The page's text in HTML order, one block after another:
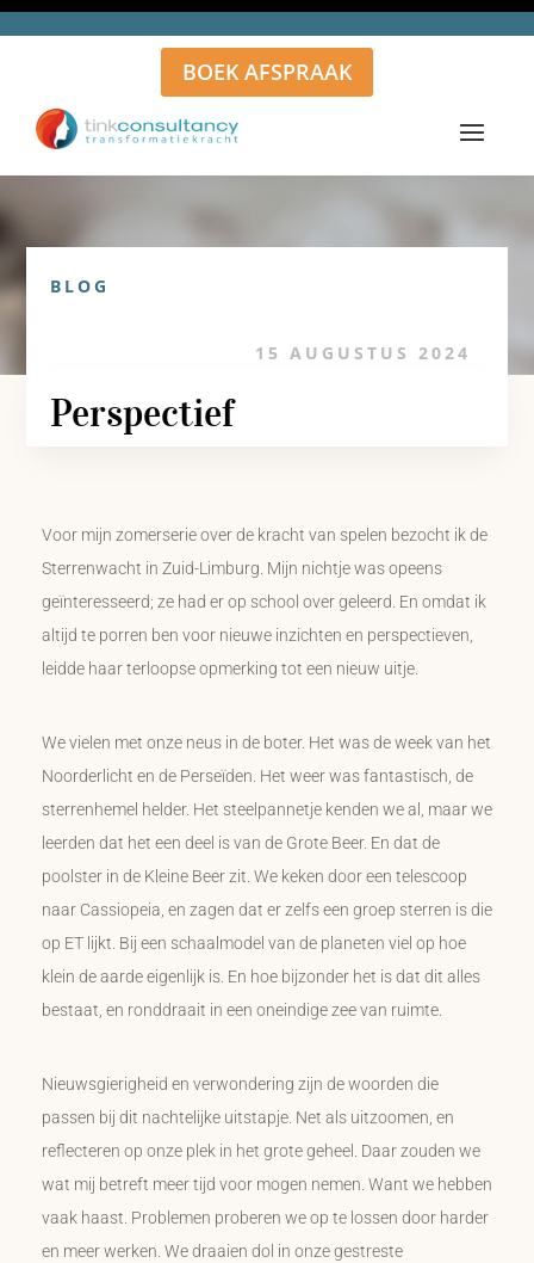
BOEK AFSPRAAK
BLOG
15 AUGUSTUS 2024
Perspectief
Voor mijn zomerserie over de kracht van spelen bezocht ik de
Sterrenwacht in Zuid-Limburg. Mijn nichtje was opeens
geïnteresseerd; ze had er op school over geleerd. En omdat ik
altijd te porren ben voor nieuwe inzichten en perspectieven,
leidde haar terloopse opmerking tot een nieuw uitje.
We vielen met onze neus in de boter. Het was de week van het
Noorderlicht en de Perseïden. Het weer was fantastisch, de
sterrenhemel helder. Het steelpannetje kenden we al, maar we
leerden dat het een deel is van de Grote Beer. En dat de
poolster in de Kleine Beer zit. We keken door een telescoop
naar Cassiopeia, en zagen dat er zelfs een groep sterren is die
op ET lijkt. Bij een schaalmodel van de planeten viel op hoe
klein de aarde eigenlijk is. En hoe bijzonder het is dat dit alles
bestaat, en ronddraait in een oneindige zee van ruimte.
Nieuwsgierigheid en verwondering zijn de woorden die
passen bij dit nachtelijke uitstapje. Net als uitzoomen, en
reflecteren op onze plek in het grote geheel. Daar zouden we
wat mij betreft meer tijd voor mogen nemen. Want we hebben
vaak haast. Problemen proberen we op te lossen door harder
en meer werken. We draaien dol in onze gestreste